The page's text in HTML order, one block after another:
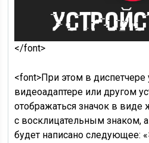
</font>
<font>При этом в диспетчере
видеоадаптере или другом
отображаться значок в виде
с восклицательным знаком,
будет написано следующее: